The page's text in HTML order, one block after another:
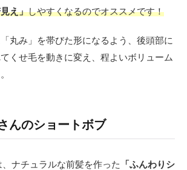
え」しやすくなるのでオススメです！
丸み」を帯びた形になるよう、後頭部に
くせ毛を動きに変え、程よいボリューム
んのショートボブ
ナチュラルな前髪を作った
「ふんわりシ